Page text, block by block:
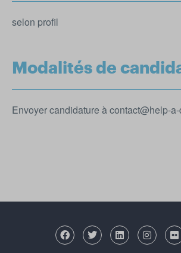
selon profil
Modalités de
Envoyer candidature à contact@help-